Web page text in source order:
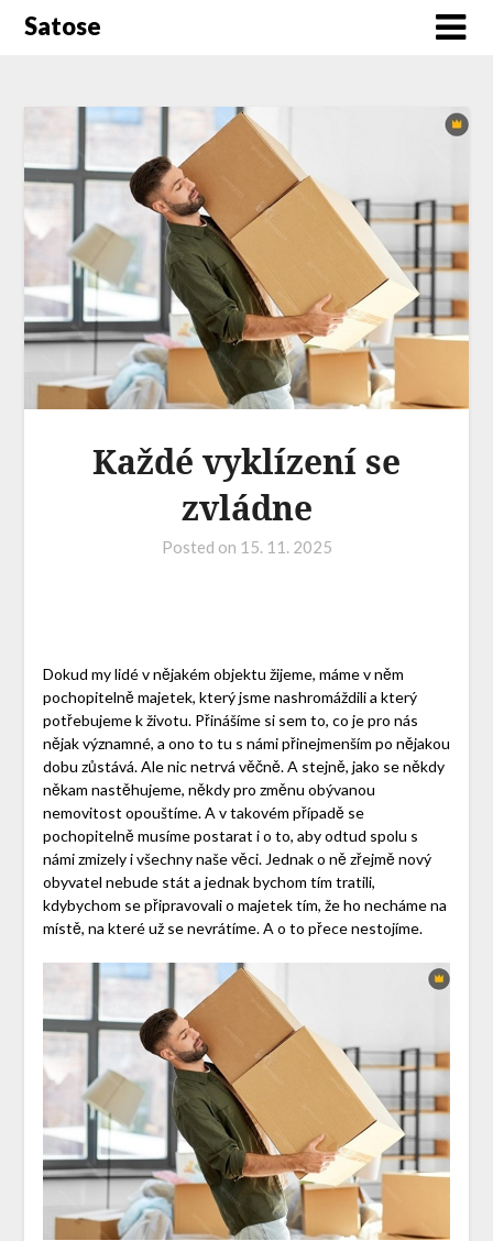
Satose
Každé vyklízení se
zvládne
Posted on 15. 11. 2025
Dokud my lidé v nějakém objektu žijeme, máme v něm
pochopitelně majetek, který jsme nashromáždili a který
potřebujeme k životu. Přinášíme si sem to, co je pro nás
nějak významné, a ono to tu s námi přinejmenším po nějakou
dobu zůstává.Ale nic netrvá věčně. A stejně, jako se někdy
někam nastěhujeme, někdy pro změnu obývanou
nemovitost opouštíme. A v takovém případě se
pochopitelně musíme postarat i o to, aby odtud spolu s
námi zmizely i všechny naše věci. Jednak o ně zřejmě nový
obyvatel nebude stát a jednak bychom tím tratili,
kdybychom se připravovali o majetek tím, že ho necháme na
místě, na které už se nevrátíme. A o to přece nestojíme.